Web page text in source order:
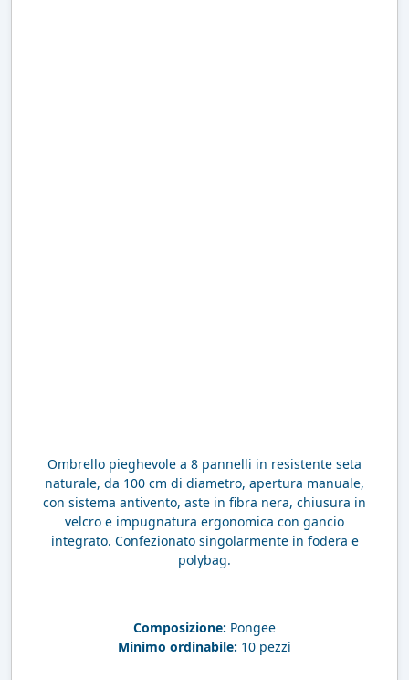
Ombrello pieghevole a 8 pannelli in resistente seta
naturale, da 100 cm di diametro, apertura manuale,
con sistema antivento, aste in fibra nera, chiusura in
velcro e impugnatura ergonomica con gancio
integrato. Confezionato singolarmente in fodera e
polybag.
Composizione: Pongee
Minimo ordinabile: 10 pezzi